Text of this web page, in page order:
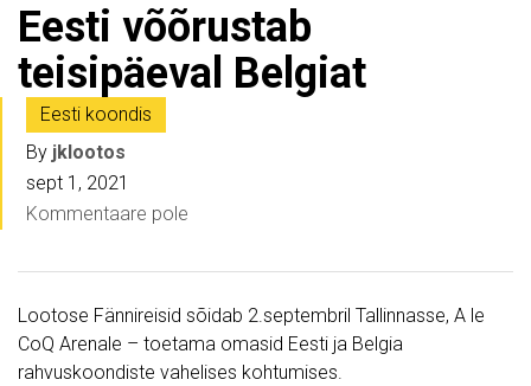
Eesti võõrustab
teisipäeval Belgiat
Eesti koondis
By jklootos
sept 1, 2021
Kommentaare pole
Lootose Fännireisid sõidab 2.septembril Tallinnasse, A le
CoQ Arenale – toetama omasid Eesti ja Belgia
rahvuskoondiste vahelises kohtumises.